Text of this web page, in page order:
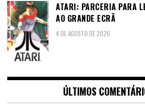
ATARI: PARCERIA PARA
AO GRANDE ECRÃ
4 DE AGOSTO DE 2026
ÚLTIMOS